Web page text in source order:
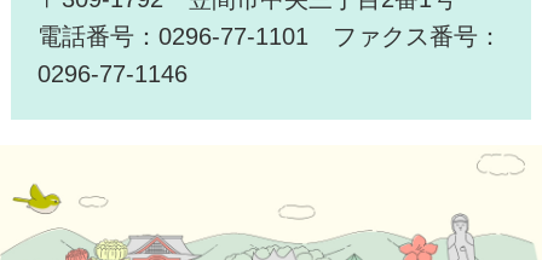
電話番号：0296-77-1101 ファクス番号：
0296-77-1146